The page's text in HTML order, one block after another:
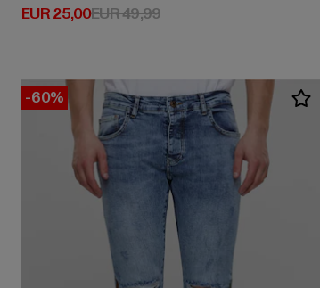
EUR 25,00
Huidige prijs: EUR 25,00
EUR 49,99Actieprijs: EUR 49,99
-60%